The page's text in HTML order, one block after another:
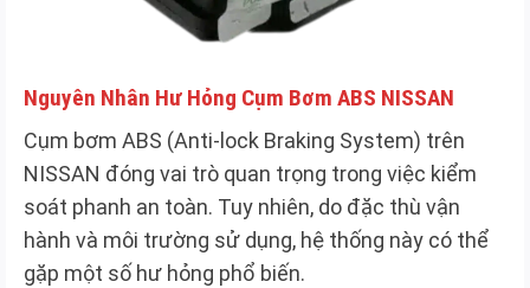
Nguyên Nhân Hư Hỏng Cụm Bơm ABS NISSAN
Cụm bơm ABS (Anti-lock Braking System) trên
NISSAN đóng vai trò quan trọng trong việc kiểm
soát phanh an toàn. Tuy nhiên, do đặc thù vận
hành và môi trường sử dụng, hệ thống này có thể
gặp một số hư hỏng phổ biến.